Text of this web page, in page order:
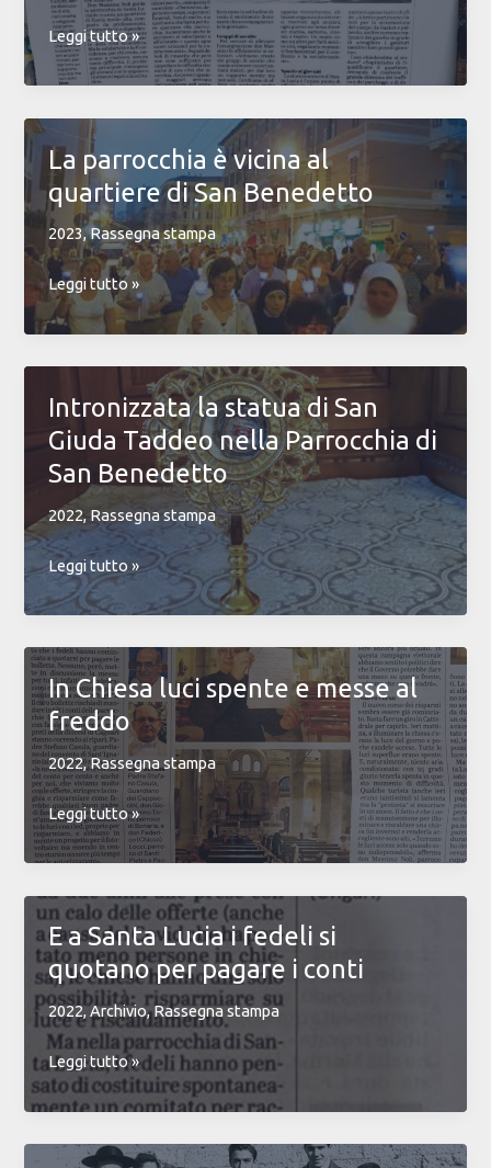
Più
nati
che
Benedetto
va
in
controtendenza
Leggi tutto »
La parrocchia è vicina al
quartiere di San Benedetto
2023,Rassegna stampa
La
parrocchia
è
quartiere
di
San
Benedetto
Leggi tutto »
Intronizzata la statua di San
Giuda Taddeo nella Parrocchia di
San Benedetto
2022, Rassegna stampa
Intronizzata
statua
di
San
Giuda
Taddeo
nella
Parrocchia
di
San
Benedetto
Leggi tutto »
In Chiesa luci spente e messe al
freddo
2022,Rassegna stampa
In
Chiesa
luci
e
messe
al
freddo
Leggi tutto »
E a Santa Lucia i fedeli si
quotano per pagare i conti
2022,Archivio,Rassegna stampa
E
a
Santa
Leggi tutto »